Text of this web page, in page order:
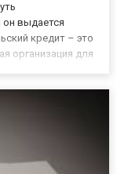
он выдается
кредит – это
организация для